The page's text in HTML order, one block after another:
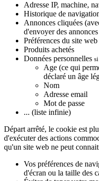
Adresse IP, machine,
Historique de
Annonces cliquées
d'envoyer des
Préférences du site
Produits achetés
Données personnelles
Age (ce qui
déclaré un âge
Nom
Adresse email
Mot de passe
... (liste infinie)
Départ arrêté, le cookie est
d'exécuter des actions
qu'un site web ne peut
Vos préférences de
d'écran ou la taille des